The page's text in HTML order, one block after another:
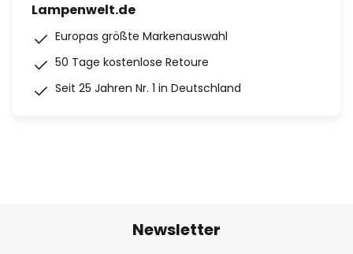
Lampenwelt.de
Europas größte Markenauswahl
50 Tage kostenlose Retoure
Seit 25 Jahren Nr. 1 in Deutschland
Newsletter